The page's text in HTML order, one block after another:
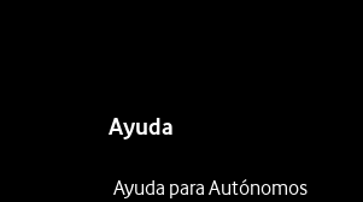
Ayuda
Ayuda para Autónomos